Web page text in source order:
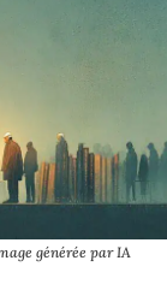
générée par IA